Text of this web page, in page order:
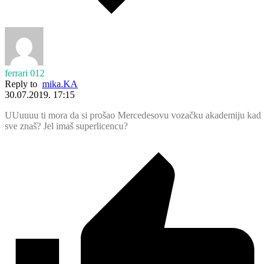
ferrari 012
Reply to mika.KA
30.07.2019. 17:15
UUuuuu ti mora da si prošao Mercedesovu vozačku akademiju kad
sve znaš? Jel imaš superlicencu?